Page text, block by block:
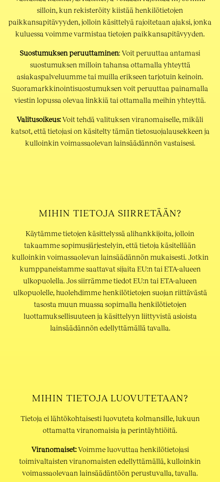
silloin, kun rekisteröity kiistää henkilötietojen
paikkansapitävyyden, jolloin käsittelyä rajoitetaan ajaksi, jonka
kuluessa voimme varmistaa tietojen paikkansapitävyyden.
Suostumuksen peruuttaminen: Voit peruuttaa antamasi
suostumuksen milloin tahansa ottamalla yhteyttä
asiakaspalveluumme tai muilla erikseen tarjotuin keinoin.
Suoramarkkinointisuostumuksen voit peruuttaa painamalla
viestin lopussa olevaa linkkiä tai ottamalla meihin yhteyttä.
Valitusoikeus:Voit tehdä valituksen viranomaiselle, mikäli
katsot, että tietojasi on käsitelty tämän tietosuojalausekkeen ja
kulloinkin voimassaolevan lainsäädännön vastaisesi.
MIHIN TIETOJA SIIRRETÄÄN?
Käytämme tietojen käsittelyssä alihankkijoita, jolloin
takaamme sopimusjärjestelyin, että tietoja käsitellään
kulloinkin voimassaolevan lainsäädännön mukaisesti. Jotkin
kumppaneistamme saattavat sijaita EU:n tai ETA-alueen
ulkopuolella. Jos siirrämme tiedot EU:n tai ETA-alueen
ulkopuolelle, huolehdimme henkilötietojen suojan riittävästä
tasosta muun muassa sopimalla henkilötietojen
luottamuksellisuuteen ja käsittelyyn liittyvistä asioista
lainsäädännön edellyttämällä tavalla.
MIHIN TIETOJA LUOVUTETAAN?
Tietoja ei lähtökohtaisesti luovuteta kolmansille, lukuun
ottamatta viranomaisia ja perintäyhtiöitä.
Viranomaiset:Voimme luovuttaa henkilötietojasi
toimivaltaisten viranomaisten edellyttämällä, kulloinkin
voimassaolevaan lainsäädäntöön perustuvalla, tavalla.